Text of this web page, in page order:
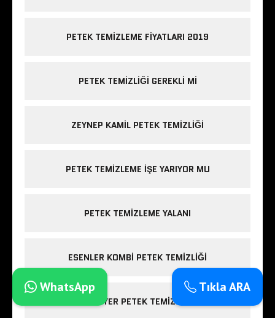
PETEK TEMIZLEME FIYATLARI 2019
PETEK TEMIZLIĞI GEREKLI MI
ZEYNEP KAMIL PETEK TEMIZLIĞI
PETEK TEMIZLEME IŞE YARIYOR MU
PETEK TEMIZLEME YALANI
ESENLER KOMBI PETEK TEMIZLIĞI
SARIYER PETEK TEMIZLIĞI
Tıkla ARA
WhatsApp